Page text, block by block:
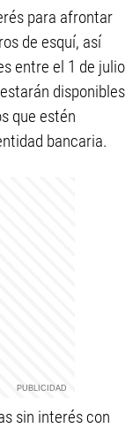
para afrontar
de esquí, así
entre el 1 de julio
disponibles
que estén
bancaria.
sin interés con